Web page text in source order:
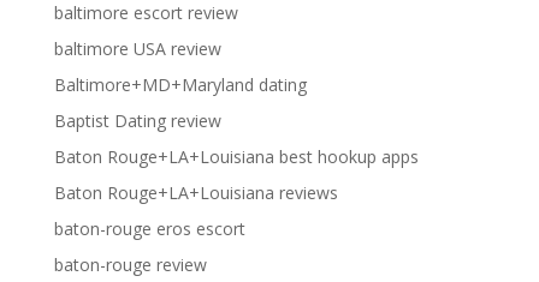
baltimore escort review
baltimore USA review
Baltimore+MD+Maryland dating
Baptist Dating review
Baton Rouge+LA+Louisiana best hookup apps
Baton Rouge+LA+Louisiana reviews
baton-rouge eros escort
baton-rouge review